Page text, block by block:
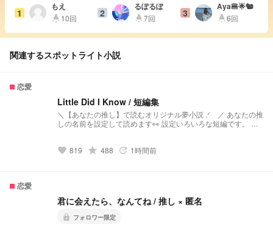
1
もえ
highlight 10回 2
るぽるぽ
highlight7回 3
Aya🍔🌟🐿
highlight6回
関連するスポットライト小説
恋愛
Little Did I Know / 短編集
＼【あなたの推し】で読むオリジナル夢小説 .ᐟ ／ あなたの推
しの名前を設定して読めます👀 設定いろいろな短編です。 結
前の設定について 📝 】 名字＝あなたの名字 推し＝名前と名
ョム DK ソクミン ミンギュ ディエイト THE 8 ミンハオ スング
ァン バーノン ディノ チャン iKON Stray Kids StrayKids skz ス
キズ バンチャン リノ チャンビン ヒョンジン ハン ジソン フィ
リックス スンミン アイエン ASTRO チャウヌ TXT tomorrow x
favorite 819 grade 488 update 1時間前
恋愛
君に会えたら、なんてね / 推し × 匿名
lock フォロワー限定